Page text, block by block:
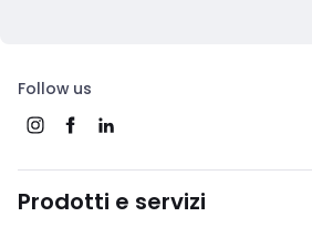
Follow us
Prodotti e servizi